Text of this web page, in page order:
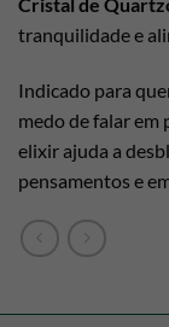
tranquilidade e
Indicado para
medo de falar
elixir ajuda a
pensamentos e